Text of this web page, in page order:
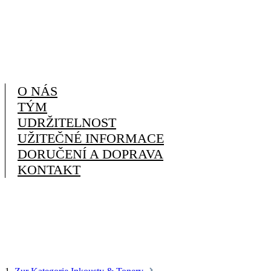
O NÁS
TÝM
UDRŽITELNOST
UŽITEČNÉ INFORMACE
DORUČENÍ A DOPRAVA
KONTAKT